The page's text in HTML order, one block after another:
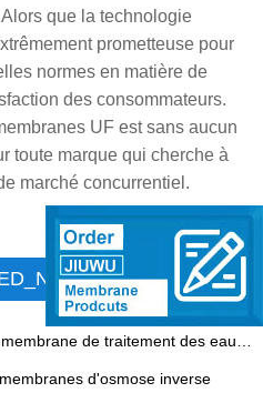
que la technologie
prometteuse pour
normes en matière de
des consommateurs.
UF est sans aucun
toute marque qui cherche à
marché concurrentiel.
d'osmose inverse